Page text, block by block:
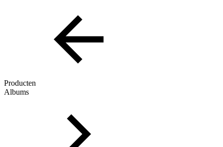
Producten
Albums